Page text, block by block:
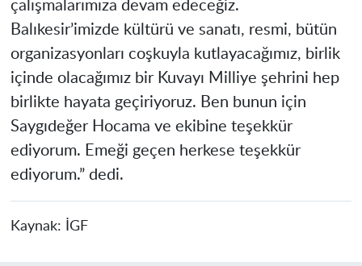
çalışmalarımıza devam edeceğiz.
Balıkesir’imizde kültürü ve sanatı, resmi, bütün
organizasyonları coşkuyla kutlayacağımız, birlik
içinde olacağımız bir Kuvayı Milliye şehrini hep
birlikte hayata geçiriyoruz. Ben bunun için
Saygıdeğer Hocama ve ekibine teşekkür
ediyorum. Emeği geçen herkese teşekkür
ediyorum.” dedi.
Kaynak: İGF